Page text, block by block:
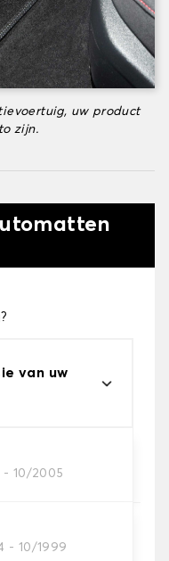
uw product
zijn.
van uw
- 10/2005
- 10/1999
dat je nodig hebt.